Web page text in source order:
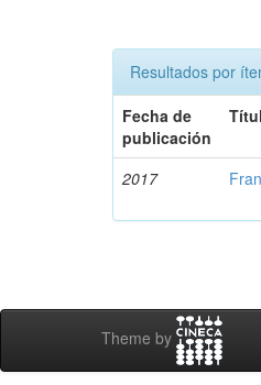
Resultados por
Fecha de
publicación
2017
Theme by